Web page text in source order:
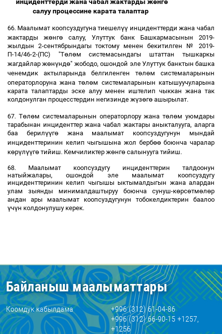
салуу процессине карата талаптар
66. Маалымат коопсуздугуна тиешелүү инциденттерди жана чабал
жактарды жөнгө салуу, Улуттук банк Башкармасынын 2019-
жылдын 2-сентябрындагы токтому менен бекитилген № 2019-
П-14/46-2-(ПС) "Төлөм системасындагы штаттан тышкаркы
жагдайлар жөнүндө" жободо, ошондой эле Улуттук банктын башка
ченемдик актыларында белгиленген төлөм системаларынын
операторлоруна жана төлөм системаларынын катышуучуларына
карата талаптарды эске алуу менен иштелип чыккан жана так
колдонулган процесстердин негизинде жүзөгө ашырылат.
67. Төлөм системаларынын операторлору жана төлөм уюмдары
тарабынан инциденттер жана чабал жактары аныкталууга, аларга
баа берилүүгөжана маалымат коопсуздугунун мындай
инциденттеринин келип чыгышына жол бербөөбоюнча чаралар
көрүлүүгө тийиш. Кемчиликтер жөнгө салынууга тийиш.
68. Маалымат коопсуздугу инциденттерин талдоонун
натыйжалары, ошондой эле маалымат коопсуздугу
инциденттеринин келип чыгышы ыктымалдыгын жана алардан
улам зыянды минималдаштыруу боюнча сунуш-көрсөтмөлөр
андан ары маалымат коопсуздугунун тобокелдиктерин баалоо
үчүн колдонулушу керек.
Байланыш маалыматтары
Коомдук кабылдама
+996 (312) 61-04-86
+996 (312) 66-90-15 +1257,
+1256